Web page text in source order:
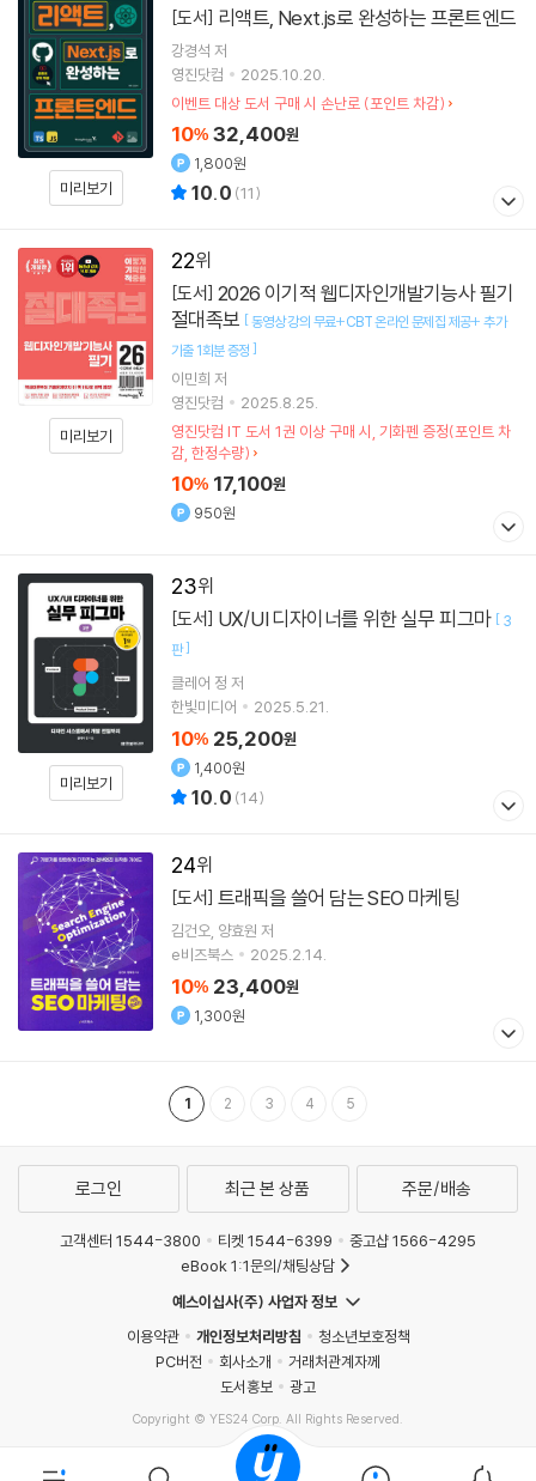
미리보기
[도서] 리액트, Next.js로 완성하는 프론트엔드
강경석 저
영진닷컴
2025.10.20.
이벤트 대상 도서 구매 시 손난로 (포인트 차감)
10% 32,400원
1,800원
10.0 (11)
22
미리보기
[도서]
절대족보 [동영상 강의 무료+CBT 온라인 문제집 제공+ 추가
기출 1회분 증정 ]
이민희 저
영진닷컴
2025.8.25.
영진닷컴 IT 도서 1권 이상 구매 시, 기화펜 증정(포인트 차
감, 한정수량)
10% 17,100원
950원
23
미리보기
[도서] UX/UI 디자이너를 위한 실무 피그마 [ 3
판]
클레어 정 저
한빛미디어
2025.5.21.
10% 25,200원
1,400원
10.0 (14)
24
[도서] 트래픽을 쓸어 담는 SEO 마케팅
김건오 양효원 저
e비즈북스
2025.2.14.
10% 23,400원
1,300원
1 2 3 4 5
로그인 최근 본 상품 주문/배송
고객센터 1544-3800 티켓 1544-6399
중고샵 1566-4295
eBook 1:1문의/채팅상담
예스이십사(주) 사업자 정보
이용약관
개인정보처리방침
청소년보호정책
PC버전
회사소개
거래처관계자께
도서홍보
광고
Copyright © YES24 Corp. All Rights Reserved.